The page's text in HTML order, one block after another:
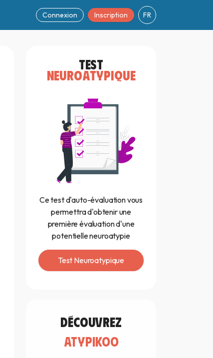
Connexion Inscription FR
TEST
NEUROATYPIQUE
Ce test d'auto-évaluation vous
permettra d'obtenir une
première évaluation d'une
potentielle neuroatypie
Test Neuroatypique
découvrez
atypikoo